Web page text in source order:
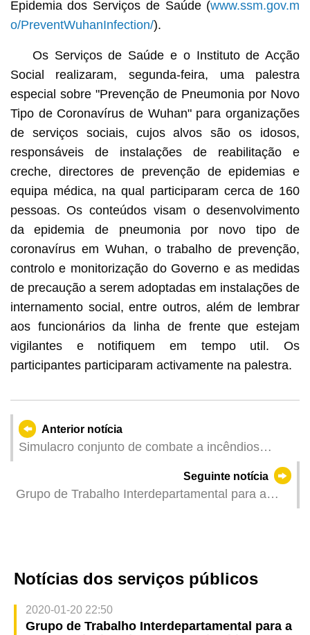
Epidemia dos Serviços de Saúde (www.ssm.gov.m
o/PreventWuhanInfection/).
Os Serviços de Saúde e o Instituto de Acção
Social realizaram, segunda-feira, uma palestra
especial sobre "Prevenção de Pneumonia por Novo
Tipo de Coronavírus de Wuhan" para organizações
de serviços sociais, cujos alvos são os idosos,
responsáveis de instalações de reabilitação e
creche, directores de prevenção de epidemias e
equipa médica, na qual participaram cerca de 160
pessoas. Os conteúdos visam o desenvolvimento
da epidemia de pneumonia por novo tipo de
coronavírus em Wuhan, o trabalho de prevenção,
controlo e monitorização do Governo e as medidas
de precaução a serem adoptadas em instalações de
internamento social, entre outros, além de lembrar
aos funcionários da linha de frente que estejam
vigilantes e notifiquem em tempo util. Os
participantes participaram activamente na palestra.
Anterior notícia
Simulacro conjunto de combate a incêndios
efectuado na Estação Terminal Marítimo da Taipa
Seguinte notícia
Grupo de Trabalho Interdepartamental para a
Notícias dos serviços públicos
2020-01-20 22:50
Grupo de Trabalho Interdepartamental para a